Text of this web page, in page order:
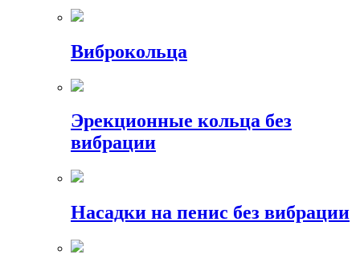
Виброкольца
Эрекционные кольца без
вибрации
Насадки на пенис без вибрации